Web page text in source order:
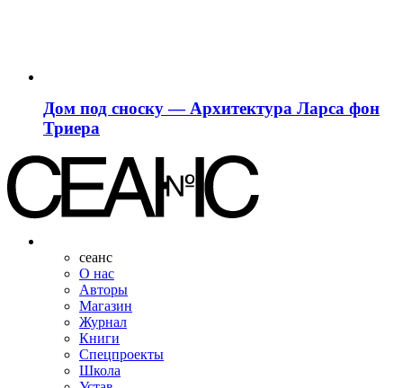
Дом под сноску — Архитектура Ларса фон
Триера
сеанс
О нас
Авторы
Магазин
Журнал
Книги
Спецпроекты
Школа